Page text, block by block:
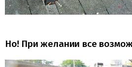
Но! При желании все